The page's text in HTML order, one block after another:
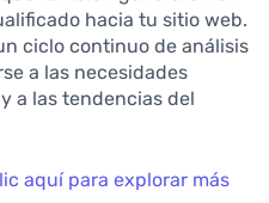
hacia tu sitio web.
ciclo continuo de análisis
a las necesidades
a las tendencias del
aquí para explorar más